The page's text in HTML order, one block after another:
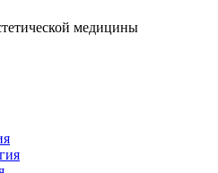
медицины